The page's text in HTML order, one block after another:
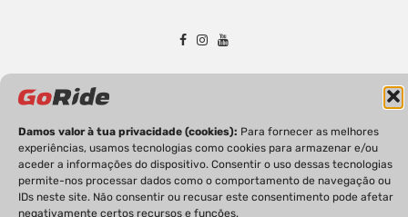
Damos valor à tua privacidade (cookies): Para fornecer as melhores
experiências, usamos tecnologias como cookies para armazenar e/ou
aceder a informações do dispositivo. Consentir o uso dessas tecnologias
permite-nos processar dados como o comportamento de navegação ou
IDs neste site. Não consentir ou recusar este consentimento pode afetar
negativamente certos recursos e funções.
GoRide 2026 | Todos os direitos reservados.